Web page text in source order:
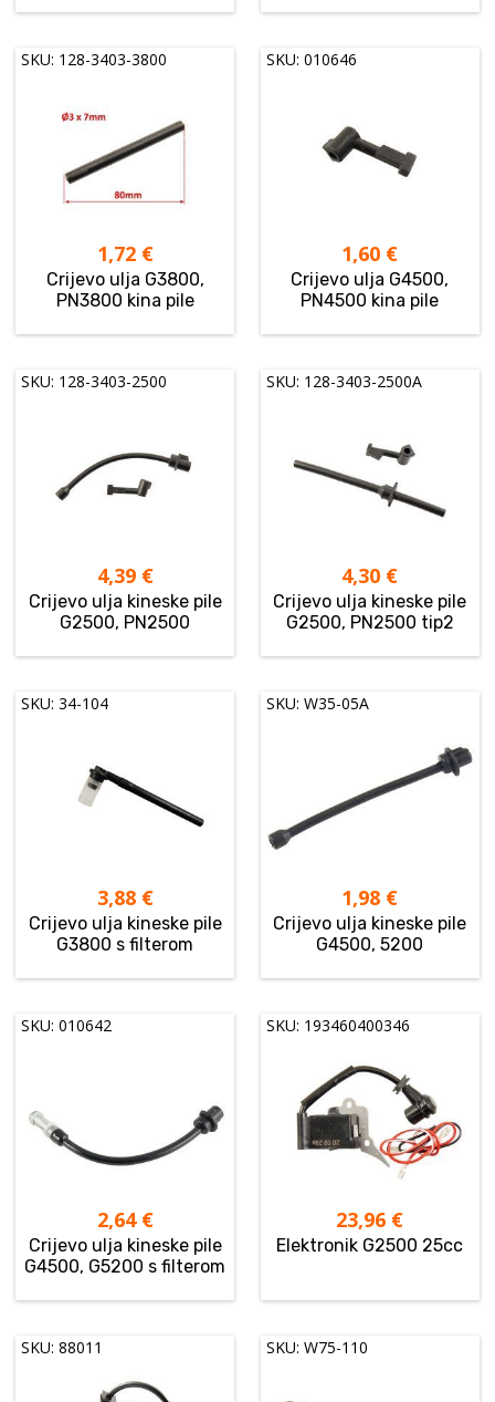
SKU: 128-3403-3800
1,72 €
Crijevo ulja G3800,
PN3800 kina pile
SKU: 010646
1,60 €
Crijevo ulja G4500,
PN4500 kina pile
SKU: 128-3403-2500
4,39 €
Crijevo ulja kineske pile
G2500, PN2500
SKU: 128-3403-2500A
4,30 €
Crijevo ulja kineske pile
G2500, PN2500 tip2
SKU: 34-104
3,88 €
Crijevo ulja kineske pile
G3800 s filterom
SKU: W35-05A
1,98 €
Crijevo ulja kineske pile
G4500, 5200
SKU: 010642
2,64 €
Crijevo ulja kineske pile
G4500, G5200 s filterom
SKU: 193460400346
23,96 €
Elektronik G2500 25cc
SKU: 88011 SKU: W75-110